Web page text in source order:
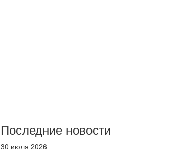
Последние новости
30 июля 2026